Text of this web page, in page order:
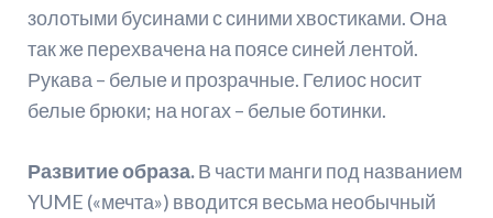
золотыми бусинами с синими хвостиками. Она
так же перехвачена на поясе синей лентой.
Рукава – белые и прозрачные. Гелиос носит
белые брюки; на ногах – белые ботинки.
Развитие образа.В части манги под названием
YUME («мечта») вводится весьма необычный